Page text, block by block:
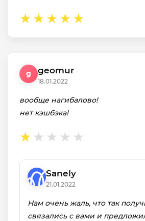
g geomur
18.01.2022
вообще нагибалово!
нет кэшбэка!
Sanely
21.01.2022
Нам очень жаль, что так
связались с вами и